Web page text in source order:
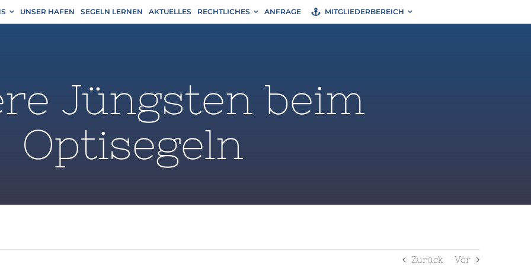
UNSER HAFEN SEGELN LERNEN AKTUELLES RECHTLICHES ANFRAGE MITGLIEDERBEREICH
Jüngsten beim
Optisegeln
Zurück Vor